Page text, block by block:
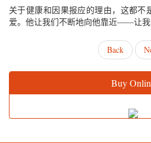
关于健康和因果报应的理由，这都不
爱。他让我们不断地向他靠近——让我
Back
Buy